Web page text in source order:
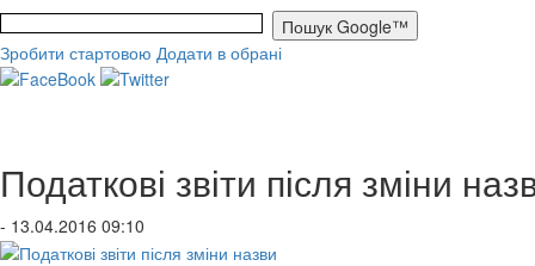
Зробити стартовою Додати в обрані
Податкові звіти після зміни
- 13.04.2016 09:10